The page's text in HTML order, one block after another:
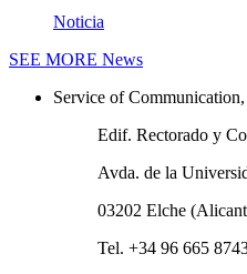
Noticia
SEE MORE News
Service of
Edif. Rectorado y
Avda. de la
03202 Elche
Tel. +34 96 665